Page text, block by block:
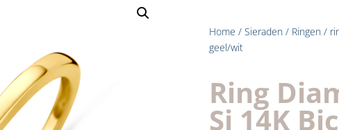
Home / Sieraden / Ringen /
geel/wit
Ring
Si 14K